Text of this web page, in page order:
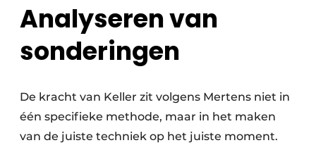
Analyseren van
sonderingen
De kracht van Keller zit volgens Mertens niet in
één specifieke methode, maar in het maken
van de juiste techniek op het juiste moment.